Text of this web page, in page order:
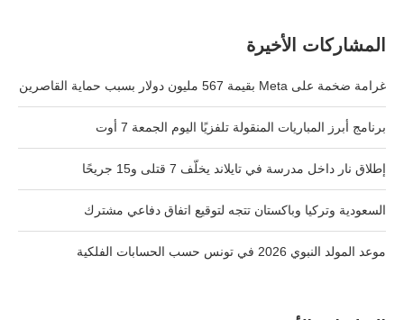
المشاركات الأخيرة
غرامة ضخمة على Meta بقيمة 567 مليون دولار بسبب حماية القاصرين
برنامج أبرز المباريات المنقولة تلفزيًا اليوم الجمعة 7 أوت
إطلاق نار داخل مدرسة في تايلاند يخلّف 7 قتلى و15 جريحًا
السعودية وتركيا وباكستان تتجه لتوقيع اتفاق دفاعي مشترك
موعد المولد النبوي 2026 في تونس حسب الحسابات الفلكية